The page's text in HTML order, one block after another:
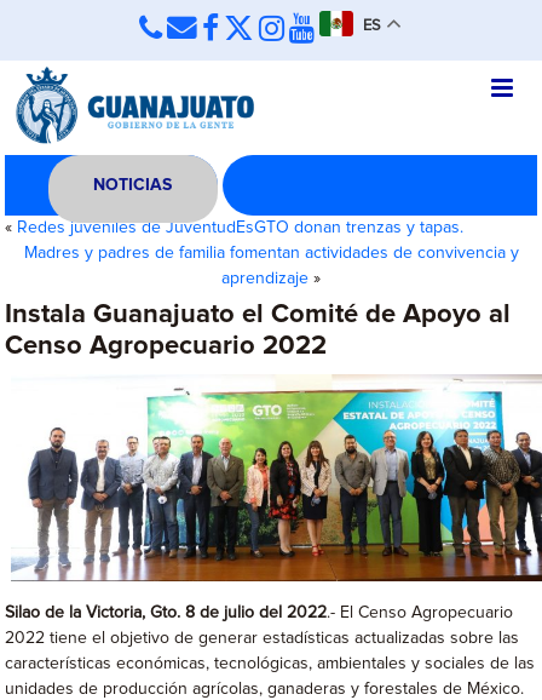
ES
NOTICIAS
« Redes juveniles de JuventudEsGTO donan trenzas y tapas.
Madres y padres de familia fomentan actividades de convivencia y
aprendizaje »
Instala Guanajuato el Comité de Apoyo al
Censo Agropecuario 2022
Silao de la Victoria, Gto. 8 de julio del 2022.- El Censo Agropecuario
2022 tiene el objetivo de generar estadísticas actualizadas sobre las
características económicas, tecnológicas, ambientales y sociales de las
unidades de producción agrícolas, ganaderas y forestales de México.